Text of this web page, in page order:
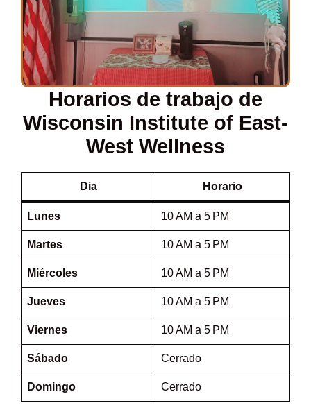
Horarios de trabajo de
Wisconsin Institute of East-
West Wellness
Dia Horario
Lunes 10 AM a 5 PM
Martes 10 AM a 5 PM
Miércoles 10 AM a 5 PM
Jueves 10 AM a 5 PM
Viernes 10 AM a 5 PM
Sábado Cerrado
Domingo Cerrado